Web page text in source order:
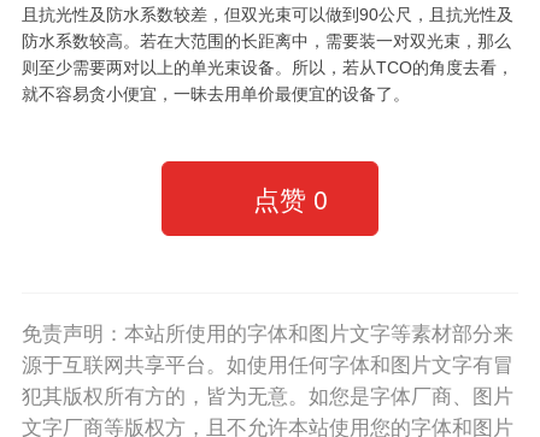
且抗光性及防水系数较差，但双光束可以做到90公尺，且抗光性及
防水系数较高。若在大范围的长距离中，需要装一对双光束，那么
则至少需要两对以上的单光束设备。所以，若从TCO的角度去看，
就不容易贪小便宜，一昧去用单价最便宜的设备了。
点赞 0
免责声明：本站所使用的字体和图片文字等素材部分来
源于互联网共享平台。如使用任何字体和图片文字有冒
犯其版权所有方的，皆为无意。如您是字体厂商、图片
文字厂商等版权方，且不允许本站使用您的字体和图片